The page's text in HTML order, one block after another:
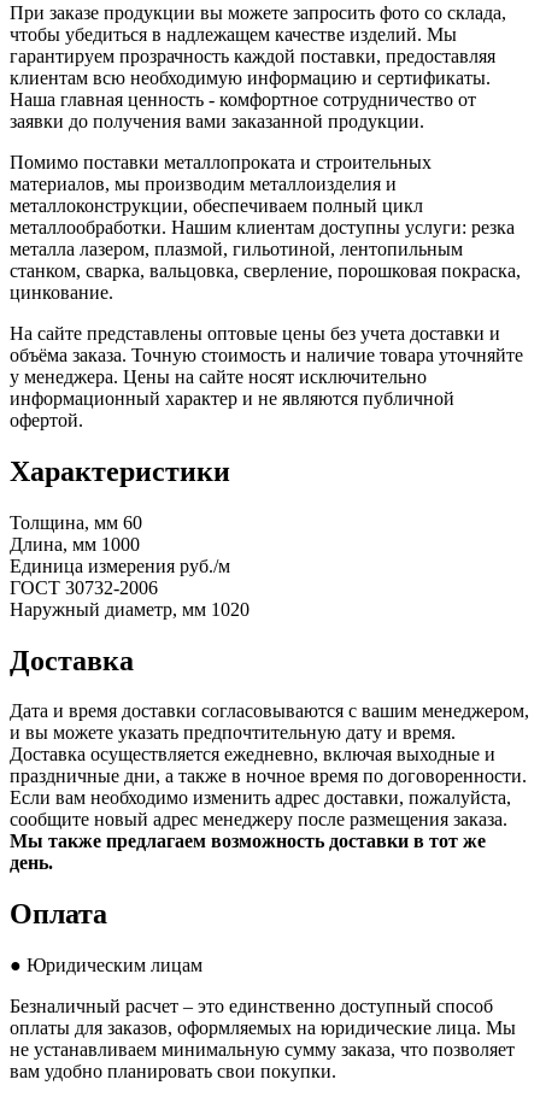
При заказе продукции вы можете запросить фото со склада,
чтобы убедиться в надлежащем качестве изделий. Мы
гарантируем прозрачность каждой поставки, предоставляя
клиентам всю необходимую информацию и сертификаты.
Наша главная ценность - комфортное сотрудничество от
заявки до получения вами заказанной продукции.
Помимо поставки металлопроката и строительных
материалов, мы производим металлоизделия и
металлоконструкции, обеспечиваем полный цикл
металлообработки. Нашим клиентам доступны услуги: резка
металла лазером, плазмой, гильотиной, лентопильным
станком, сварка, вальцовка, сверление, порошковая покраска,
цинкование.
На сайте представлены оптовые цены без учета доставки и
объёма заказа. Точную стоимость и наличие товара уточняйте
у менеджера. Цены на сайте носят исключительно
информационный характер и не являются публичной
офертой.
Характеристики
Толщина, мм 60
Длина, мм 1000
Единица измерения руб./м
ГОСТ 30732-2006
Наружный диаметр, мм 1020
Доставка
Дата и время доставки согласовываются с вашим менеджером,
и вы можете указать предпочтительную дату и время.
Доставка осуществляется ежедневно, включая выходные и
праздничные дни, а также в ночное время по договоренности.
Если вам необходимо изменить адрес доставки, пожалуйста,
сообщите новый адрес менеджеру после размещения заказа.
Мы также предлагаем возможность доставки в тот же
день.
Оплата
● Юридическим лицам
Безналичный расчет – это единственно доступный способ
оплаты для заказов, оформляемых на юридические лица. Мы
не устанавливаем минимальную сумму заказа, что позволяет
вам удобно планировать свои покупки.